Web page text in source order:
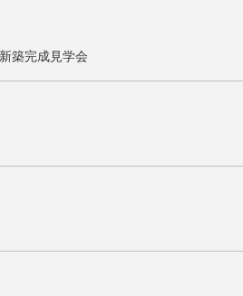
築完成見学会